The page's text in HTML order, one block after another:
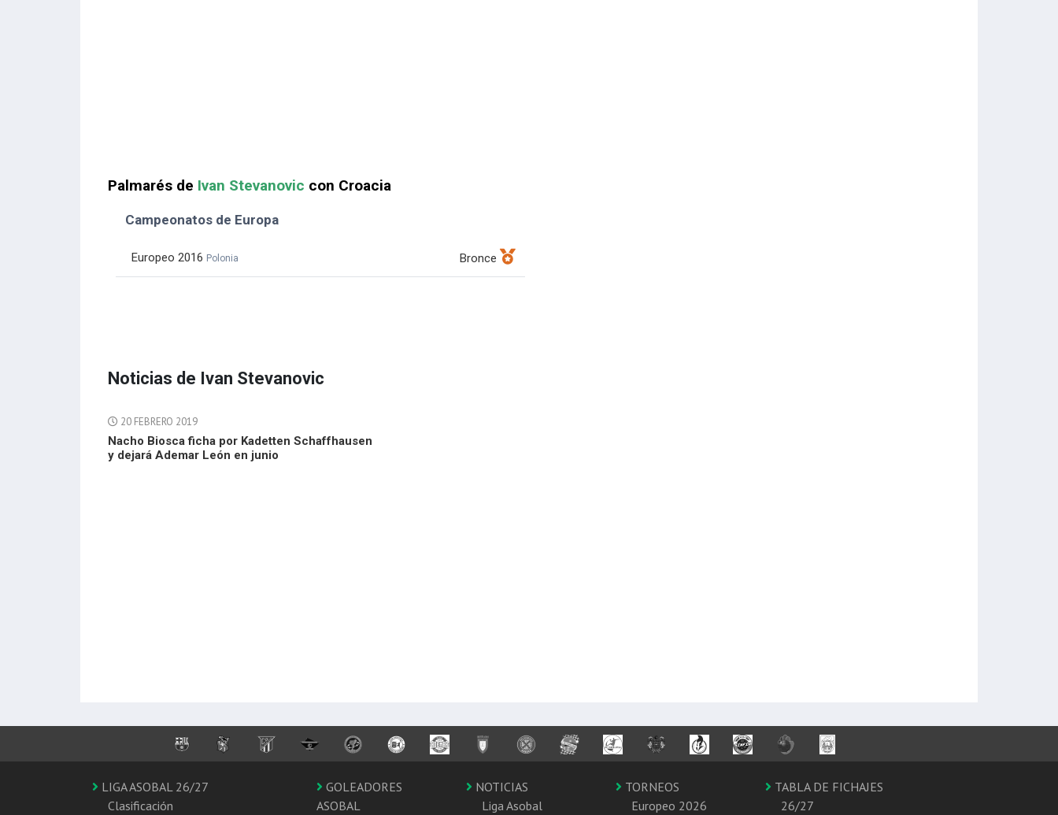
Palmarés de Ivan Stevanovic con Croacia
Campeonatos de Europa
Europeo 2016 Polonia Bronce
Noticias de Ivan Stevanovic
20 FEBRERO 2019
Nacho Biosca ficha por Kadetten Schaffhausen
y dejará Ademar León en junio
LIGA ASOBAL 26/27
Clasificación
GOLEADORES
ASOBAL
NOTICIAS
Liga Asobal
TORNEOS
Europeo 2026
TABLA DE FICHAJES
26/27